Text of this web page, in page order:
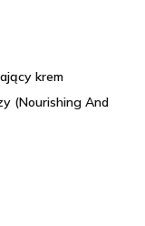
krem
(Nourishing And